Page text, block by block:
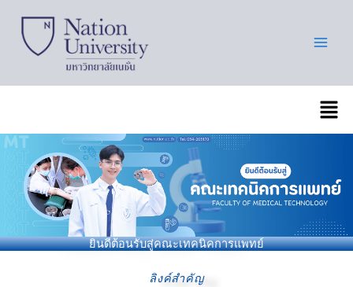
content
เมนู
ยินดีต้อนรับสู่คณะเทคนิคการแพทย์
ลิงค์สำคัญ